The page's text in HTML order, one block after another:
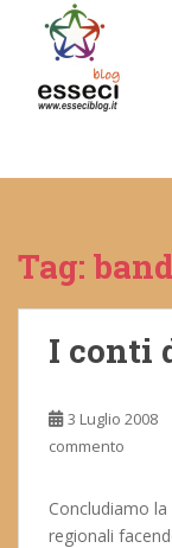
m
Tag:
I conti
3 Luglio 2008
commento
Concludiamo
regionali